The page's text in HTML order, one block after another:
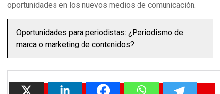
oportunidades en los nuevos medios de comunicación.
Oportunidades para periodistas: ¿Periodismo de
marca o marketing de contenidos?